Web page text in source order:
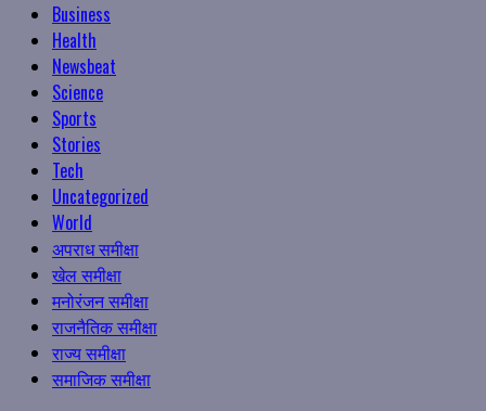
Business
Health
Newsbeat
Science
Sports
Stories
Tech
Uncategorized
World
अपराध समीक्षा
खेल समीक्षा
मनोरंजन समीक्षा
राजनैतिक समीक्षा
राज्य समीक्षा
समाजिक समीक्षा